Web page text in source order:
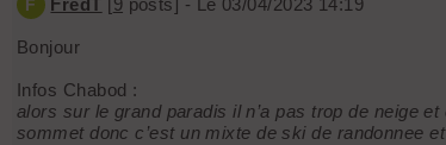
F FredT [9 posts] - Le 03/04/2023 14:19
Bonjour
Infos Chabod :
alors sur le grand paradis il n’a pas trop de neige
sommet donc c’est un mixte de ski de randonnee